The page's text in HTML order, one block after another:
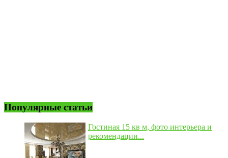
Популярные статьи
Гостиная 15 кв м, фото интерьера и
рекомендации...